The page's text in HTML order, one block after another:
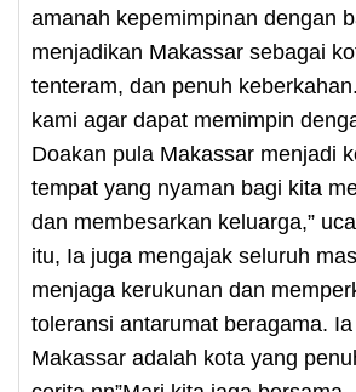
amanah kepemimpinan dengan
menjadikan Makassar sebagai
tenteram, dan penuh
kami agar dapat memimpin
Doakan pula Makassar menjadi
tempat yang nyaman bagi kita
dan membesarkan keluarga,”
itu, Ia juga mengajak seluruh
menjaga kerukunan dan
toleransi antarumat beragama.
Makassar adalah kota yang